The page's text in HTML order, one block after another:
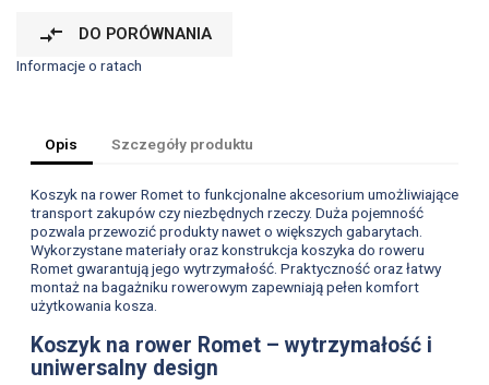
compare_arrows DO PORÓWNANIA
Informacje o ratach
Opis Szczegóły produktu
Koszyk na rower Romet to funkcjonalne akcesorium umożliwiające
transport zakupów czy niezbędnych rzeczy. Duża pojemność
pozwala przewozić produkty nawet o większych gabarytach.
Wykorzystane materiały oraz konstrukcja koszyka do roweru
Romet gwarantują jego wytrzymałość. Praktyczność oraz łatwy
montaż na bagażniku rowerowym zapewniają pełen komfort
użytkowania kosza.
Koszyk na rower Romet – wytrzymałość i
uniwersalny design